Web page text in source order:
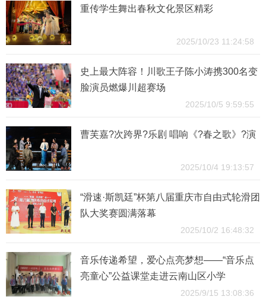
重传学生舞出春秋文化景区精彩
2025/10/23 11:24:58
史上最大阵容！川歌王子陈小涛携300名变
脸演员燃爆川超赛场
2025/10/5 9:59:55
曹芙嘉?次跨界?乐剧 唱响《?春之歌》?演
2025/10/4 19:13:57
“滑速·斯凯廷”杯第八届重庆市自由式轮滑团
队大奖赛圆满落幕
2025/10/2 16:48:32
音乐传递希望，爱心点亮梦想——“音乐点
亮童心”公益课堂走进云南山区小学
2025/9/15 13:08:36